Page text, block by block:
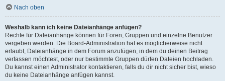
Nach oben
Weshalb kann ich keine Dateianhänge anfügen?
Rechte für Dateianhänge können für Foren, Gruppen und einzelne Benutzer
vergeben werden. Die Board-Administration hat es möglicherweise nicht
erlaubt, Dateianhänge in dem Forum anzufügen, in dem du deinen Beitrag
verfassen möchtest, oder nur bestimmte Gruppen dürfen Dateien hochladen.
Du kannst einen Administrator kontaktieren, falls du dir nicht sicher bist, wieso
du keine Dateianhänge anfügen kannst.